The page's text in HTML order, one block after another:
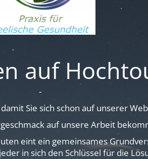
auf
-
Sie sich schon auf unserer
auf unsere Arbeit
eint ein gemeinsames
in sich den Schlüssel für die